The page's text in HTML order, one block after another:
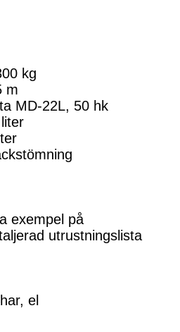
kg
m
MD-22L, 50 hk
exempel på
utrustningslista
el